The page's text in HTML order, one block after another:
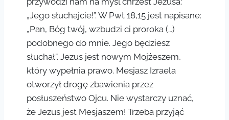
„Jego słuchajcie!”. W Pwt 18,15 jest napisane:
„Pan, Bóg twój, wzbudzi ci proroka (…)
podobnego do mnie. Jego będziesz
słuchał”. Jezus jest nowym Mojżeszem,
który wypełnia prawo. Mesjasz Izraela
otworzył drogę zbawienia przez
posłuszeństwo Ojcu. Nie wystarczy uznać,
że Jezus jest Mesjaszem! Trzeba przyjąć